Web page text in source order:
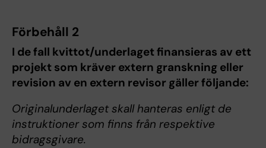
Förbehåll 2
I de fall kvittot/underlaget finansieras av ett
projekt som kräver extern granskning eller
revision av en extern revisor gäller följande:
Originalunderlaget skall hanteras enligt de
instruktioner som finns från respektive
bidragsgivare.